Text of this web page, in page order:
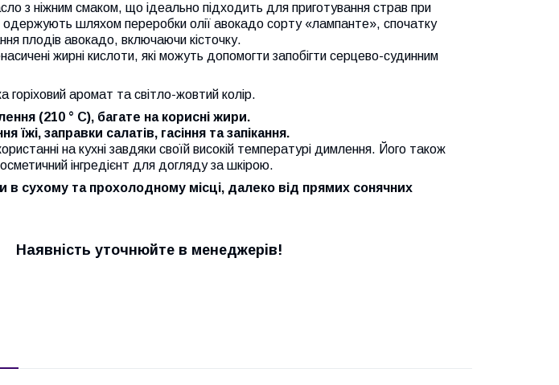
з ніжним смаком, що ідеально підходить для приготування страв при
шляхом переробки олії авокадо сорту «лампанте», спочатку
плодів авокадо, включаючи кісточку.
жирні кислоти, які можуть допомогти запобігти серцево-судинним
горіховий аромат та світло-жовтий колір.
(210 ° C), багате на корисні жири.
їжі, заправки салатів, гасіння та запікання.
на кухні завдяки своїй високій температурі димлення. Його також
інгредієнт для догляду за шкірою.
в сухому та прохолодному місці, далеко від прямих сонячних
Наявність уточнюйте в менеджерів!